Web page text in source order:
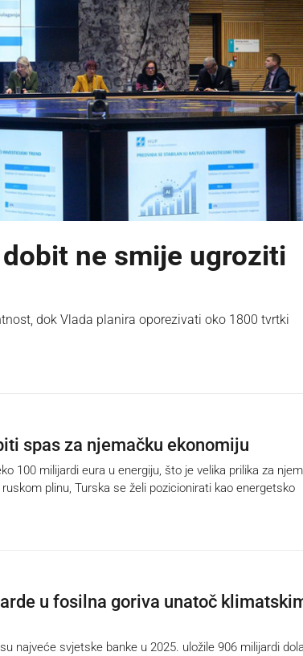
ne smije ugroziti
dok Vlada planira oporezivati oko 1800 tvrtki
spas za njemačku ekonomiju
100 milijardi eura u energiju, što je velika prilika za
plinu, Turska se želi pozicionirati kao energetsko
u fosilna goriva unatoč
najveće svjetske banke u 2025. uložile 906 milijardi